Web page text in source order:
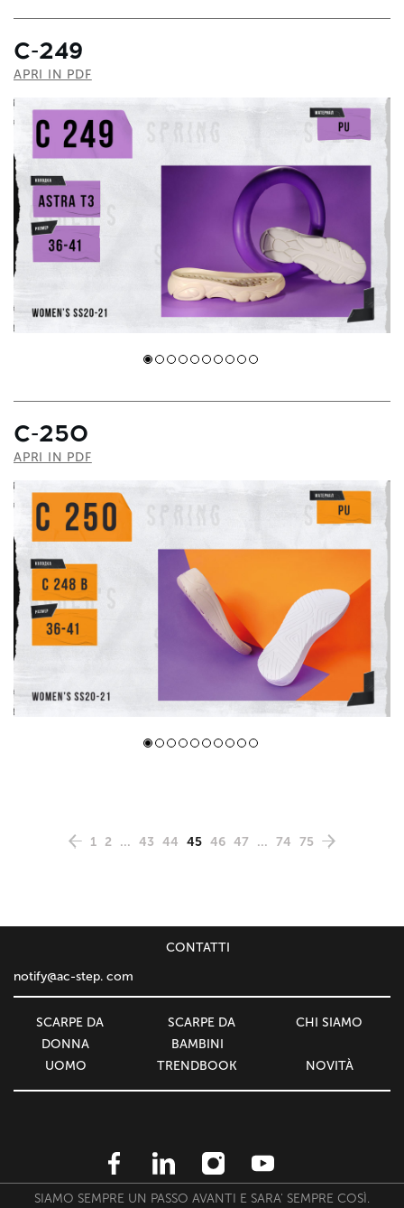
С-249
APRI IN PDF
С-250
APRI IN PDF
1 2 ... 43 44 45 46 47 ... 74 75
SCARPE DA
DONNA
UOMO
SCARPE DA
BAMBINI
CHI SIAMO
TRENDBOOK NOVITÀ
СONTATTI
notify@ac-step. com
SIAMO SEMPRE UN PASSO AVANTI E SARA' SEMPRE COSÌ.